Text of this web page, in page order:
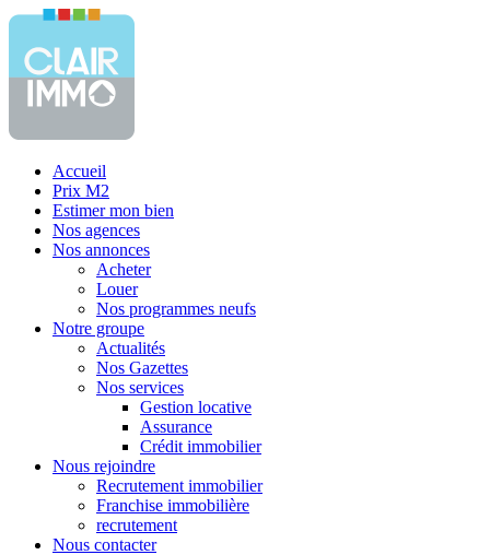
Accueil
Prix M2
Estimer mon bien
Nos agences
Nos annonces
Acheter
Louer
Nos programmes neufs
Notre groupe
Actualités
Nos Gazettes
Nos services
Gestion locative
Assurance
Crédit immobilier
Nous rejoindre
Recrutement immobilier
Franchise immobilière
recrutement
Nous contacter